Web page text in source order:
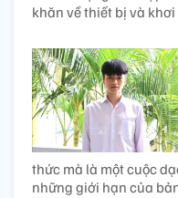
khăn về thiết bị và
thức mà là một cuộc
những giới hạn của